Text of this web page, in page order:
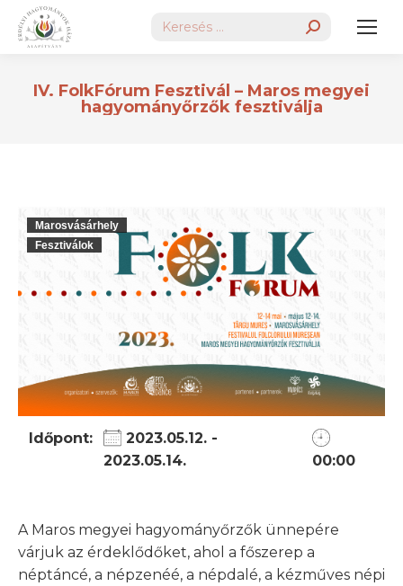
Search:
IV. FolkFórum Fesztivál – Maros megyei
hagyományőrzők fesztiválja
Marosvásárhely
Fesztiválok
Időpont:
2023.05.12. -
2023.05.14.
00:00
A Maros megyei hagyományőrzők ünnepére
várjuk az érdeklődőket, ahol a főszerep a
néptáncé, a népzenéé, a népdalé, a kézműves népi